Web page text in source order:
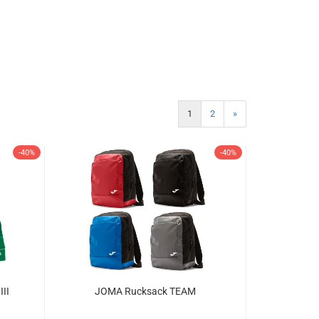
1 2 »
-40% -40%
JOMA Rucksack TEAM